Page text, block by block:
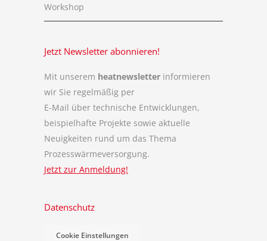
Workshop
Jetzt Newsletter abonnieren!
Mit unserem heatnewsletter informieren
wir Sie regelmäßig per
E-Mail über technische Entwicklungen,
beispielhafte Projekte sowie aktuelle
Neuigkeiten rund um das Thema
Prozesswärmeversorgung.
Jetzt zur Anmeldung!
Datenschutz
Cookie Einstellungen